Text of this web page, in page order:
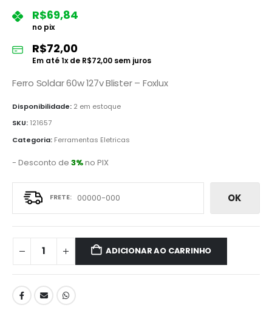
R$69,84
no pix
R$72,00
Em até1x de R$72,00 sem juros
Ferro Soldar 60w 127v Blister – Foxlux
Disponibilidade: 2 em estoque
SKU: 121657
Categoria: Ferramentas Eletricas
- Desconto de 3%no PIX
OK
ADICIONAR AO CARRINHO